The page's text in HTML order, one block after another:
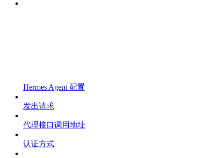
Hermes Agent 配置
发出请求
代理接口调用地址
认证方式